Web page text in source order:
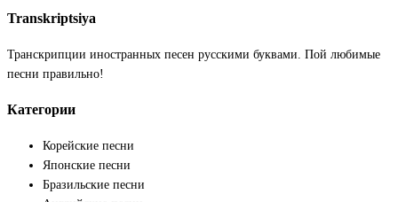
Transkriptsiya
Транскрипции иностранных песен русскими буквами. Пой любимые
песни правильно!
Категории
Корейские песни
Японские песни
Бразильские песни